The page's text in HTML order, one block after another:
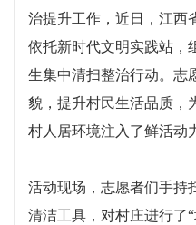
治提升工作，近日，江西
依托新时代文明实践站，
生集中清扫整治行动。志
貌，提升村民生活品质，
村人居环境注入了鲜活动
活动现场，志愿者们手持
清洁工具，对村庄进行了